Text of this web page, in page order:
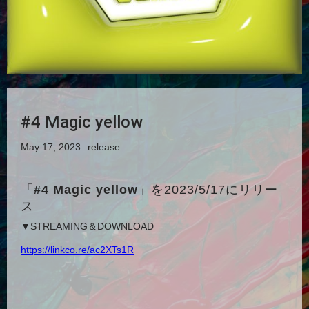
#4 Magic yellow
May 17, 2023 release
「 #4 Magic yellow 」を2023/5/17にリリー
ス
▼STREAMING＆DOWNLOAD
https://linkco.re/ac2XTs1R